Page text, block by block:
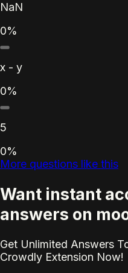
NaN
0%
x - y
0%
5
0%
More questions like this
Want instant
answers on
Get Unlimited Answers
Crowdly Extension Now!